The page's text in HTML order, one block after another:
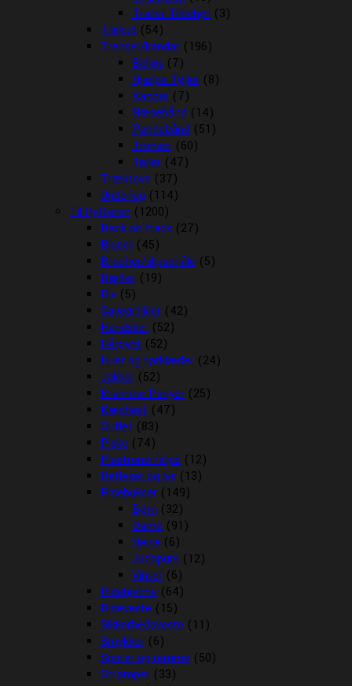
Trailer Tilbehør (3)
Tilskud (54)
Trenser/kandar (196)
Bidløs (7)
Hjælpe Tøjler (8)
Kandar (7)
Næsebånd (14)
Pandebånd (51)
Trenser (60)
Tøjler (47)
Træktove (37)
Underlag (114)
Til Rytteren (1200)
Back on track (27)
Bluser (45)
Brocher/slipsenåle (5)
Bælter (19)
Div (5)
Gaveartikler (42)
Handsker (52)
Hårpynt (52)
Huer og tørklæder (24)
Jakker (52)
Kramme Ponyer (25)
Kæphest (47)
Outlet (83)
Piske (74)
Plastroner/slips (12)
Reflexer og lys (13)
Ridebukser (149)
Børn (32)
Dame (91)
Herre (6)
Jodhpurs (12)
Vinter (6)
Ridehjelme (64)
Rideveste (15)
Sikkerhedsveste (11)
Smykker (6)
Sporer og remme (50)
Strømper (33)